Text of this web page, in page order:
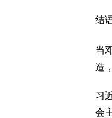
结
当
造
习
会